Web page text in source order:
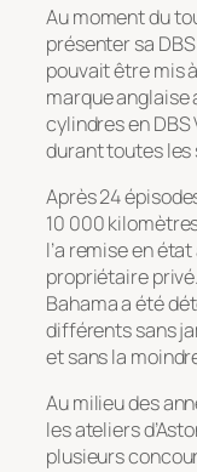
Au moment du
présenter sa
pouvait être mis
marque anglaise
cylindres en
durant toutes
Après 24
10 000
l’a remise en
propriétaire
Bahama a été
différents sans
et sans la
Au milieu des
les ateliers
plusieurs